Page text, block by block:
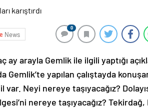
News
0
arayla Gemlik ile ilgili yaptığı
Gemlik’te yapılan çalıştayda
Neyi nereye taşıyacağız?
nereye taşıyacağız? Tekirdağ,